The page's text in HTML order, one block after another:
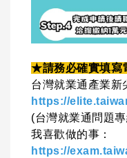
★請務必確實填寫
台灣就業通產業新
https://
(台灣就業通問題
我喜歡做的事：
https://